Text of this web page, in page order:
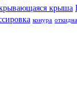
крыша
конура